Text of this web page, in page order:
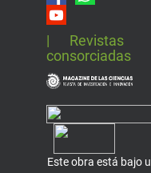
| Revistas
consorciadas
Este obra está bajo